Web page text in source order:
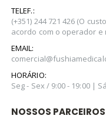
TELEF.:
(+351) 244 721 426 (O
acordo com o operador
EMAIL:
HORÁRIO:
Seg - Sex / 9:00 - 19:00 |
NOSSOS PARCEIROS